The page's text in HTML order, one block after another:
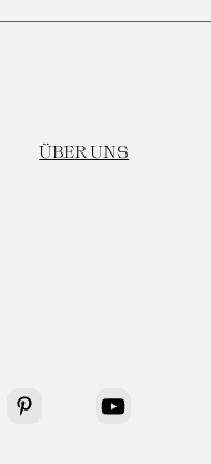
ÜBER UNS
Pinterest YouTube